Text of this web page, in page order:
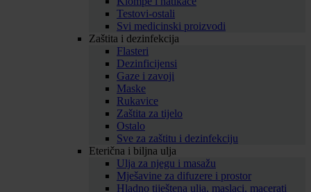
Testovi-ostali
Svi medicinski proizvodi
Zaštita i dezinfekcija
Flasteri
Dezinficijensi
Gaze i zavoji
Maske
Rukavice
Zaštita za tijelo
Ostalo
Sve za zaštitu i dezinfekciju
Eterična i biljna ulja
Ulja za njegu i masažu
Mješavine za difuzere i prostor
Hladno tiještena ulja, maslaci, macerati